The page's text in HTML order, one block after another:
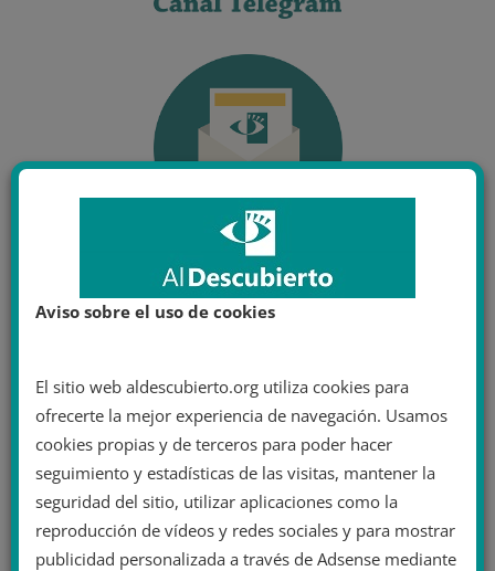
Aviso sobre el uso de cookies
El sitio web aldescubierto.org utiliza cookies para
ofrecerte la mejor experiencia de navegación. Usamos
cookies propias y de terceros para poder hacer
seguimiento y estadísticas de las visitas, mantener la
seguridad del sitio, utilizar aplicaciones como la
reproducción de vídeos y redes sociales y para mostrar
publicidad personalizada a través de Adsense mediante